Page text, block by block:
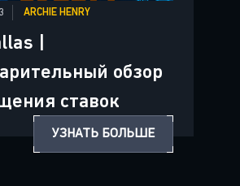
ARCHIE HENRY
|
обзор
ставок
УЗНАТЬ БОЛЬШЕ